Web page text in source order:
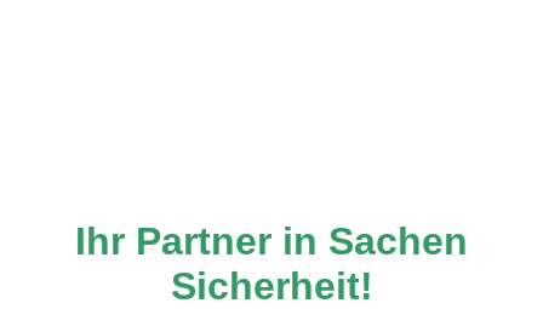
Ihr Partner in Sachen
Sicherheit!